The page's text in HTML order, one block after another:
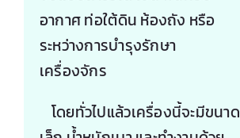
อากาศ ท่อใต้ดิน ห้องถัง หรือ
ระหว่างการบำรุงรักษา
เครื่องจักร
โดยทั่วไปแล้วเครื่องนี้จะมีขนาด